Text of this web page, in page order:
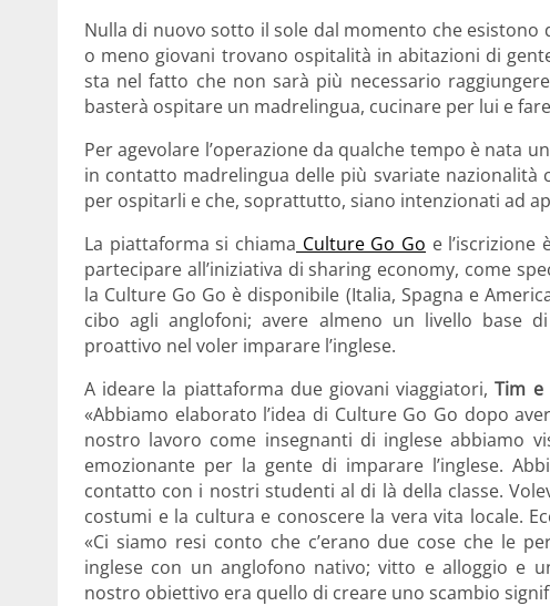
Nulla di nuovo sotto il sole dal momento che esistono
o meno giovani trovano ospitalità in abitazioni di
sta nel fatto che non sarà più necessario
basterà ospitare un madrelingua, cucinare per lui e
Per agevolare l’operazione da qualche tempo è nata
in contatto madrelingua delle più svariate
per ospitarli e che, soprattutto, siano intenzionati ad
La piattaforma si chiama Culture Go Go e
partecipare all’iniziativa di sharing economy, come
la Culture Go Go è disponibile (Italia, Spagna e
cibo agli anglofoni; avere almeno un livello base
proattivo nel voler imparare l’inglese.
A ideare la piattaforma due giovani viaggiatori,Tim e
«Abbiamo elaborato l’idea di Culture Go Go dopo
nostro lavoro come insegnanti di inglese abbiamo
emozionante per la gente di imparare l’inglese.
contatto con i nostri studenti al di là della classe.
costumi e la cultura e conoscere la vera vita locale.
«Ci siamo resi conto che c’erano due cose che le
inglese con un anglofono nativo; vitto e alloggio e
nostro obiettivo era quello di creare uno scambio